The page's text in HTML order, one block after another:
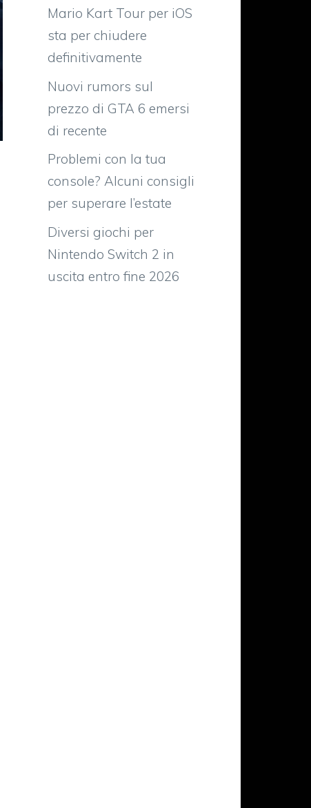
Mario Kart Tour per iOS
sta per chiudere
definitivamente
Nuovi rumors sul
prezzo di GTA 6 emersi
di recente
Problemi con la tua
console? Alcuni consigli
per superare l’estate
Diversi giochi per
Nintendo Switch 2 in
uscita entro fine 2026